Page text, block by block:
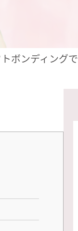
ボンディング